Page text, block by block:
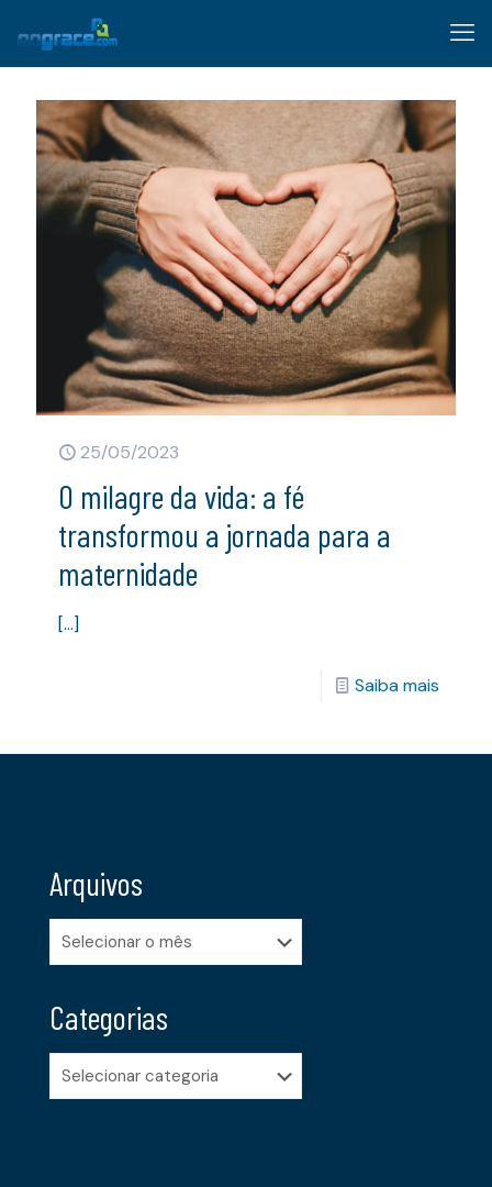
25/05/2023
O milagre da vida: a fé
transformou a jornada para a
maternidade
[…]
Saiba mais
Arquivos
Arquivos
Categorias
Categorias